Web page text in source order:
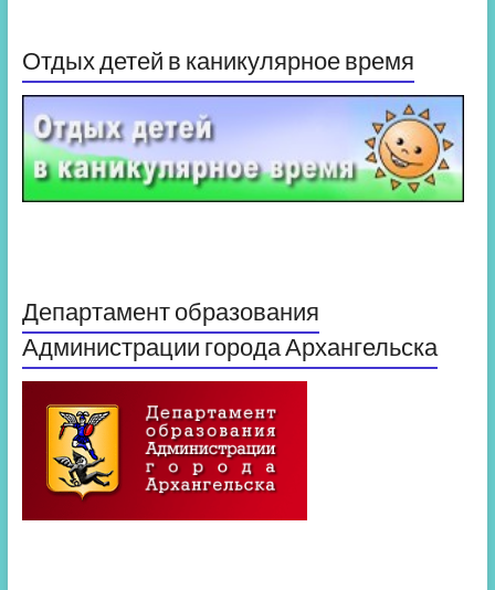
Отдых детей в каникулярное время
Департамент образования
Администрации города Архангельска